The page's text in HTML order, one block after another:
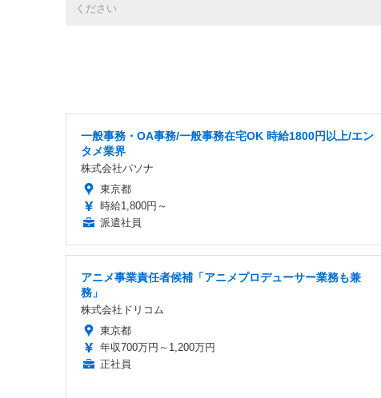
ください
一般事務・OA事務/一般事務在宅OK 時給1800円以上/エン
タメ業界
株式会社パソナ
東京都
時給1,800円～
派遣社員
アニメ事業責任者候補「アニメプロデューサー業務も兼
務」
株式会社ドリコム
東京都
年収700万円～1,200万円
正社員